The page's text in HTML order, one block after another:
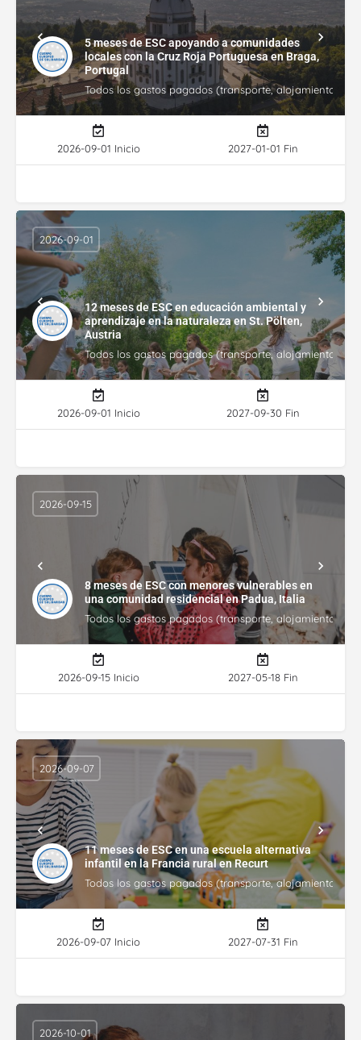
5 meses de ESC apoyando a comunidades
locales con la Cruz Roja Portuguesa en Braga,
Portugal
Todos los gastos pagados (transporte, alojamiento,
2026-09-01 Inicio 2027-01-01 Fin
12 meses de ESC en educación ambiental y
aprendizaje en la naturaleza en St. Pölten,
Austria
Todos los gastos pagados (transporte, alojamiento,
2026-09-01
2026-09-01 Inicio 2027-09-30 Fin
8 meses de ESC con menores vulnerables en
una comunidad residencial en Padua, Italia
Todos los gastos pagados (transporte, alojamiento,
2026-09-15
2026-09-15 Inicio 2027-05-18 Fin
11 meses de ESC en una escuela alternativa
infantil en la Francia rural en Recurt
Todos los gastos pagados (transporte, alojamiento,
2026-09-07
2026-09-07 Inicio 2027-07-31 Fin
2026-10-01